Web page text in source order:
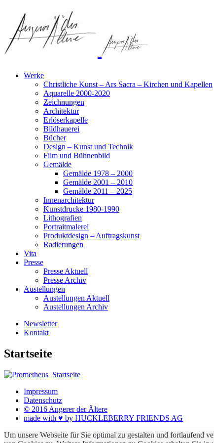
Werke
Christliche Kunst – Ars Sacra – Kirchen und Kapellen
Aquarelle 2000-2020
Zeichnungen
Architektur
Erlöserkapelle
Bildhauerei
Bücher
Design – Kunst und Technik
Film und Bühnenbild
Gemälde
Gemälde 1978 – 2000
Gemälde 2001 – 2010
Gemälde 2011 – 2025
Innenarchitektur
Kunstdrucke 1980-1990
Lithografien
Portraitmalerei
Produktdesign – Auftragskunst
Radierungen
Vita
Presse
Presse Aktuell
Presse Archiv
Austellungen
Austellungen Aktuell
Austellungen Archiv
Newsletter
Kontakt
Startseite
Impressum
Datenschutz
© 2016 Angerer der Ältere
made with ♥ by HUCKLEBERRY FRIENDS AG
Um unsere Webseite für Sie optimal zu gestalten und fortlaufend